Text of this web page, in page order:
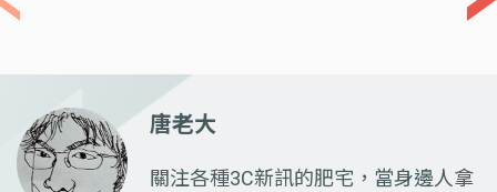
唐老大
關注各種3C新訊的肥宅，當身邊人拿